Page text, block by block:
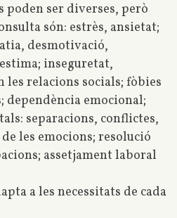
poden ser diverses, però
són: estrès, ansietat;
desmotivació,
inseguretat,
relacions socials; fòbies
dependència emocional;
separacions, conflictes,
les emocions; resolució
assetjament laboral
a les necessitats de cada